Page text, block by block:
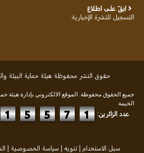
ابقَ على اطلاع
التسجيل للنشرة الإخبارية:
حقوق النشر محفوظة هيئة حماية البيئة
جميع الحقوق محفوظة. الموقع الالكتروني بإدارة هيئة
الخيمة
عدد الزائرين: 1 5 5 7 1
سبل الاستخدام |تنويه | سياسة الخصوصية |